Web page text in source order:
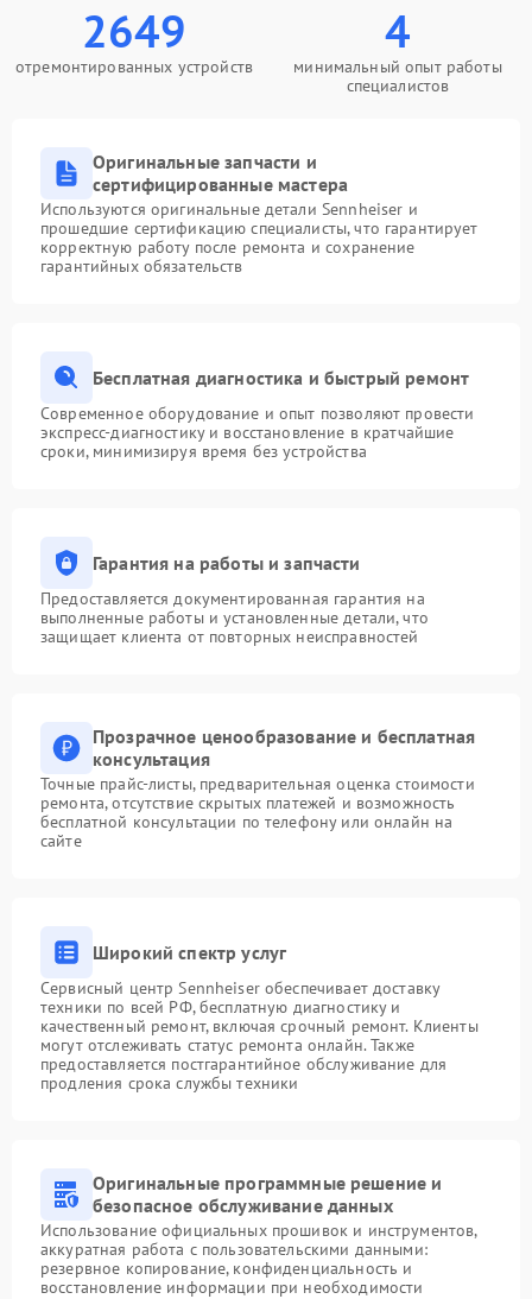
2649
отремонтированных устройств
4
минимальный опыт работы
специалистов
Оригинальные запчасти и
сертифицированные мастера
Используются оригинальные детали Sennheiser и
прошедшие сертификацию специалисты, что гарантирует
корректную работу после ремонта и сохранение
гарантийных обязательств
Бесплатная диагностика и быстрый ремонт
Современное оборудование и опыт позволяют провести
экспресс-диагностику и восстановление в кратчайшие
сроки, минимизируя время без устройства
Гарантия на работы и запчасти
Предоставляется документированная гарантия на
выполненные работы и установленные детали, что
защищает клиента от повторных неисправностей
Прозрачное ценообразование и бесплатная
консультация
Точные прайс-листы, предварительная оценка стоимости
ремонта, отсутствие скрытых платежей и возможность
бесплатной консультации по телефону или онлайн на
сайте
Широкий спектр услуг
Сервисный центр Sennheiser обеспечивает доставку
техники по всей РФ, бесплатную диагностику и
качественный ремонт, включая срочный ремонт. Клиенты
могут отслеживать статус ремонта онлайн. Также
предоставляется постгарантийное обслуживание для
продления срока службы техники
Оригинальные программные решение и
безопасное обслуживание данных
Использование официальных прошивок и инструментов,
аккуратная работа с пользовательскими данными:
резервное копирование, конфиденциальность и
восстановление информации при необходимости